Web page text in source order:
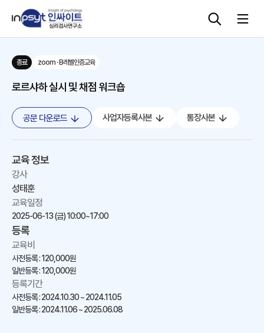
심리검사
상담도구
교육 워크숍
단체검사
종료 zoom · B레벨인증교육
로르샤하 실시 및 채점 워크숍
교육 정보
강사
성태훈
교육일정
2025-06-13 (금)10:00~17:00
등록
교육비
사전등록 : 120,000원
일반등록 : 120,000원
등록기간
사전등록 : 2024.10.30 ~ 2024.11.05
일반등록 : 2024.11.06 ~ 2025.06.08
공문 다운로드 사업자등록사본 통장사본